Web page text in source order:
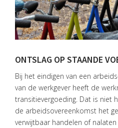
HOME
OVER
VISIE
ONS
TEAM
ONTSLAG OP STAANDE
Bij het eindigen van een
van de werkgever heeft de
transitievergoeding. Dat is niet
de arbeidsovereenkomst het
verwijtbaar handelen of